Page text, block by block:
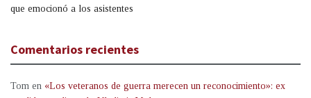
que emocionó a los asistentes
Comentarios recientes
Tom en «Los veteranos de guerra merecen un reconocimiento»: ex